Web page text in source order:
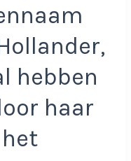
hebben
haar